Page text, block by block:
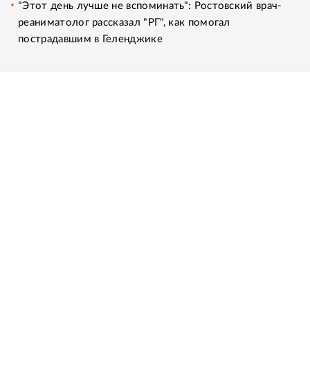
"Этот день лучше не вспоминать": Ростовский врач-
реаниматолог рассказал "РГ", как помогал
пострадавшим в Геленджике